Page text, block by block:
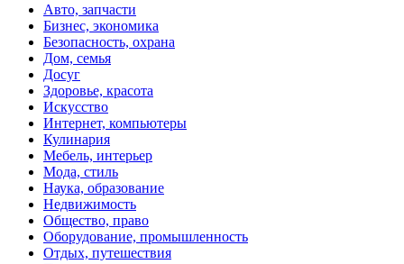
Авто, запчасти
Бизнес, экономика
Безопасность, охрана
Дом, семья
Досуг
Здоровье, красота
Искусство
Интернет, компьютеры
Кулинария
Мебель, интерьер
Мода, стиль
Наука, образование
Недвижимость
Общество, право
Оборудование, промышленность
Отдых, путешествия